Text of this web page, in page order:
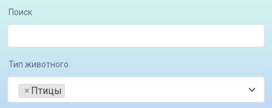
Поиск
Тип животного
× Птицы